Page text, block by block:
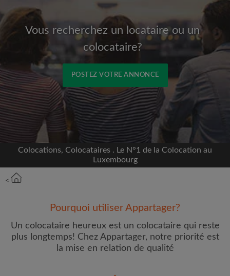
Vous recherchez un locataire ou un
colocataire?
POSTEZ VOTRE ANNONCE
Inscrivez-vous avec Facebook
Nous ne publierons jamais sur votre page sans
Prénom
Colocations, Colocataires . Le N°1 de la Colocation au
Luxembourg
<
Pourquoi utiliser Appartager?
Un colocataire heureux est un colocataire qui reste
plus longtemps! Chez Appartager, notre priorité est
la mise en relation de qualité